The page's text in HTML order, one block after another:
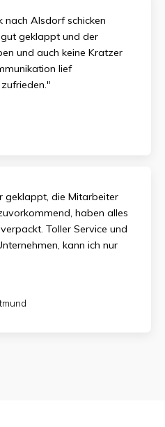
nach Alsdorf schicken
geklappt und der
und auch keine Kratzer
lief
geklappt, die Mitarbeiter
haben alles
Toller Service und
kann ich nur